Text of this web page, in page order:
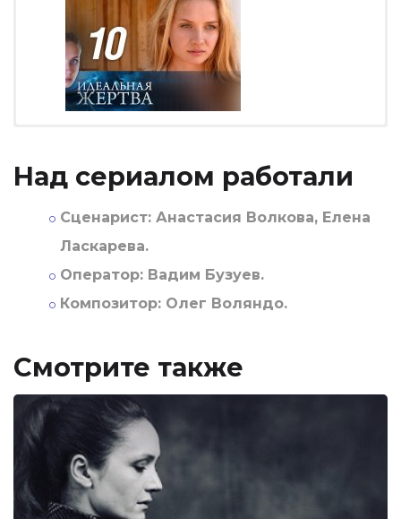
Над сериалом работали
Сценарист: Анастасия Волкова, Елена
Ласкарева.
Оператор: Вадим Бузуев.
Композитор: Олег Воляндо.
Смотрите также